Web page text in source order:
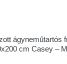
ágyneműtartós
cm Casey –